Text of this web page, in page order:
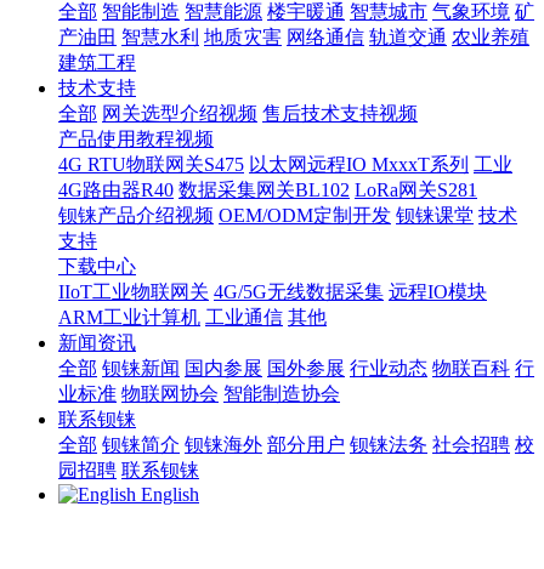
全部 智能制造 智慧能源 楼宇暖通 智慧城市 气象环境 矿
产油田 智慧水利 地质灾害 网络通信 轨道交通 农业养殖
建筑工程
技术支持
全部 网关选型介绍视频 售后技术支持视频
产品使用教程视频
4G RTU物联网关S475 以太网远程IO MxxxT系列 工业
4G路由器R40 数据采集网关BL102 LoRa网关S281
钡铼产品介绍视频 OEM/ODM定制开发 钡铼课堂 技术
支持
下载中心
IIoT工业物联网关 4G/5G无线数据采集 远程IO模块
ARM工业计算机 工业通信 其他
新闻资讯
全部 钡铼新闻 国内参展 国外参展 行业动态 物联百科 行
业标准 物联网协会 智能制造协会
联系钡铼
全部 钡铼简介 钡铼海外 部分用户 钡铼法务 社会招聘 校
园招聘 联系钡铼
English